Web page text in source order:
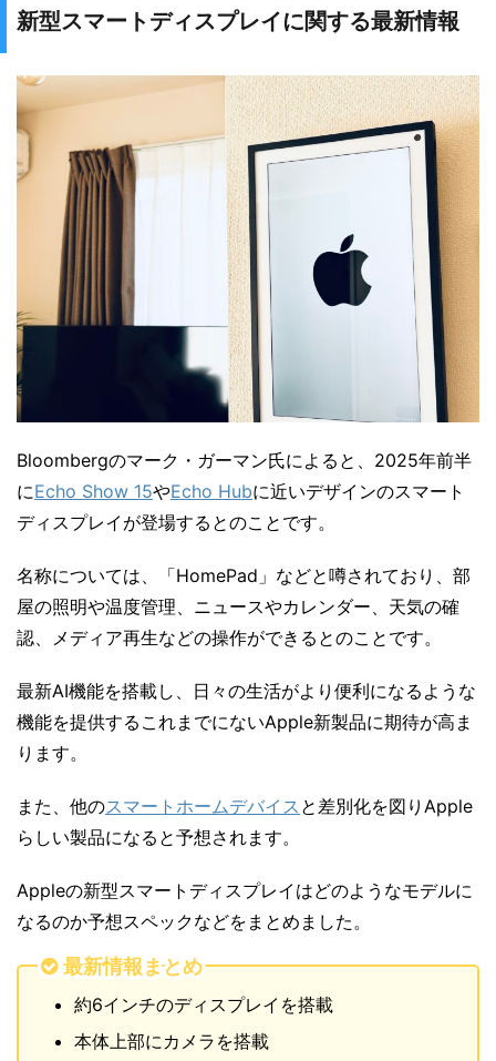
新型スマートディスプレイに関する最新情報
Bloombergのマーク・ガーマン氏によると、2025年前半
にEcho Show 15やEcho Hubに近いデザインのスマート
ディスプレイが登場するとのことです。
名称については、「HomePad」などと噂されており、部
屋の照明や温度管理、ニュースやカレンダー、天気の確
認、メディア再生などの操作ができるとのことです。
最新AI機能を搭載し、日々の生活がより便利になるような
機能を提供するこれまでにないApple新製品に期待が高ま
ります。
また、他のスマートホームデバイス と差別化を図りApple
らしい製品になると予想されます。
Appleの新型スマートディスプレイはどのようなモデルに
なるのか予想スペックなどをまとめました。
最新情報まとめ
約6インチのディスプレイを搭載
本体上部にカメラを搭載